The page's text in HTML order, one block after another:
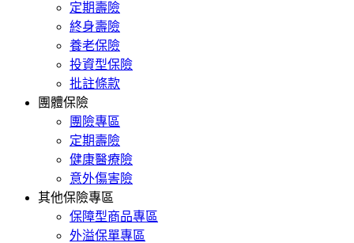
定期壽險
終身壽險
養老保險
投資型保險
批註條款
團體保險
團險專區
定期壽險
健康醫療險
意外傷害險
其他保險專區
保障型商品專區
外溢保單專區